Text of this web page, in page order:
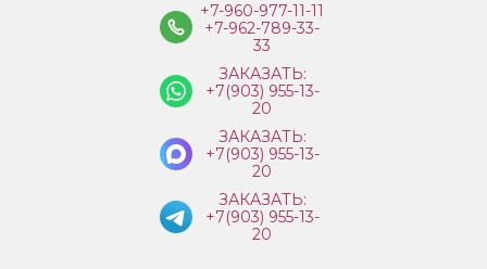
+7-960-977-11-11
+7-962-789-33-
33
ЗАКАЗАТЬ:
+7(903) 955-13-
20
ЗАКАЗАТЬ:
+7(903) 955-13-
20
ЗАКАЗАТЬ:
+7(903) 955-13-
20